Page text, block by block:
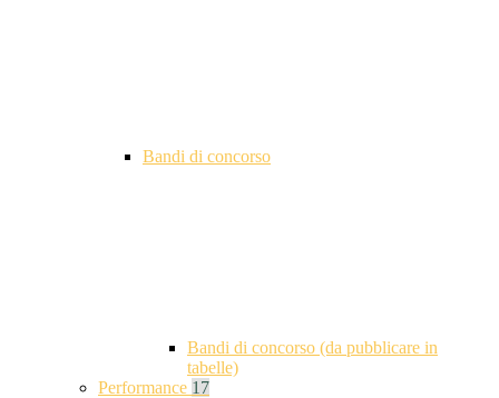
Bandi di concorso
Bandi di concorso (da pubblicare in
tabelle)
Performance 17